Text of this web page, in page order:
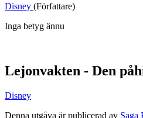
Disney (Författare)
Inga betyg ännu
Lejonvakten - Den
Disney
Denna utgåva är publicerad av Saga